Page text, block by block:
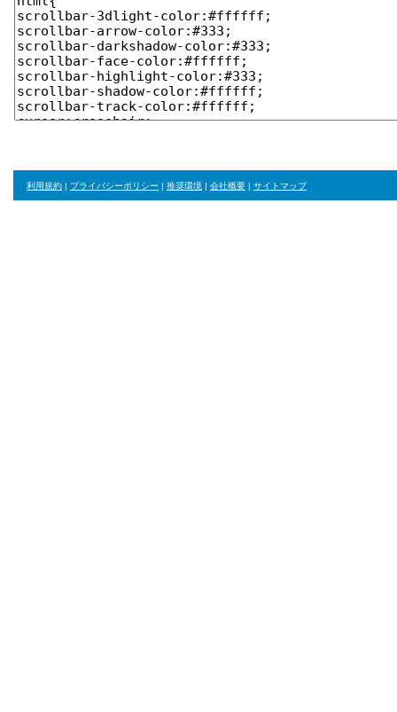
利用規約 | プライバシーポリシー | 推奨環境 | 会社概要 | サイトマップ